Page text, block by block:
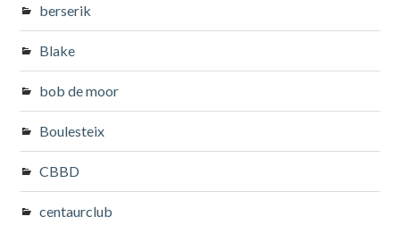
berserik
Blake
bob de moor
Boulesteix
CBBD
centaurclub